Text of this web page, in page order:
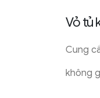
Vỏ tủ
Cung
không